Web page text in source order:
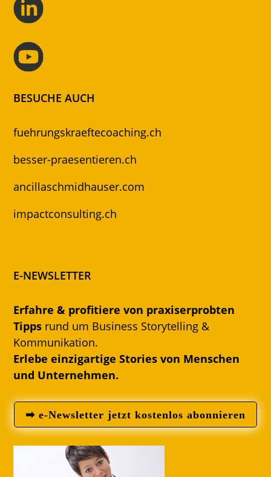
BESUCHE AUCH
fuehrungskraeftecoaching.ch
besser-praesentieren.ch
ancillaschmidhauser.com
impactconsulting.ch
E-NEWSLETTER
Erfahre & profitiere von praxiserprobten
Tipps rund um Business Storytelling &
Kommunikation.
Erlebe einzigartige Stories von Menschen
und Unternehmen.
➡ e-Newsletter jetzt kostenlos abonnieren